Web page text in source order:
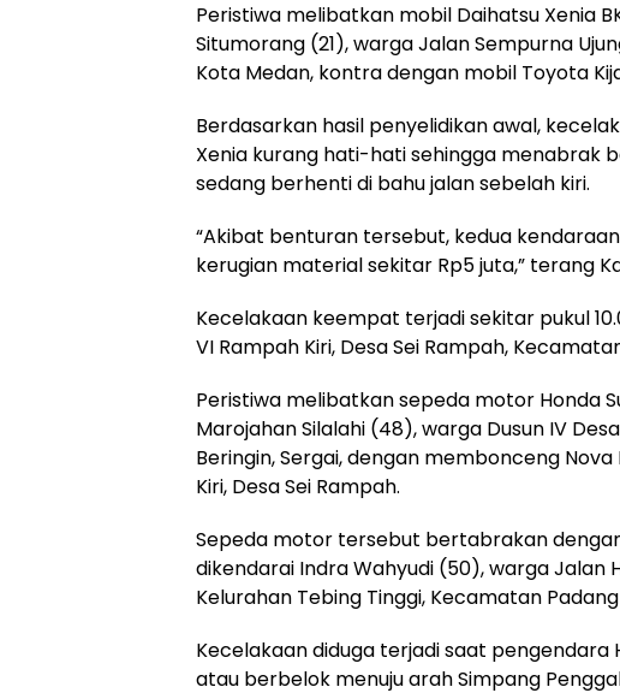
Peristiwa melibatkan mobil Daihatsu Xenia
Situmorang (21), warga Jalan Sempurna
Kota Medan, kontra dengan mobil Toyota
Berdasarkan hasil penyelidikan awal,
Xenia kurang hati-hati sehingga menabrak
sedang berhenti di bahu jalan sebelah kiri.
“Akibat benturan tersebut, kedua
kerugian material sekitar Rp5 juta,” terang
Kecelakaan keempat terjadi sekitar pukul
VI Rampah Kiri, Desa Sei Rampah,
Peristiwa melibatkan sepeda motor Honda
Marojahan Silalahi (48), warga Dusun IV
Beringin, Sergai, dengan membonceng
Kiri, Desa Sei Rampah.
Sepeda motor tersebut bertabrakan dengan
dikendarai Indra Wahyudi (50), warga Jalan
Kelurahan Tebing Tinggi, Kecamatan
Kecelakaan diduga terjadi saat pengendara
atau berbelok menuju arah Simpang